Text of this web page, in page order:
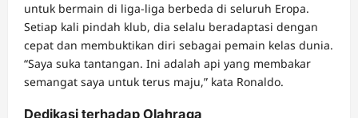
untuk bermain di liga-liga berbeda di seluruh Eropa.
Setiap kali pindah klub, dia selalu beradaptasi dengan
cepat dan membuktikan diri sebagai pemain kelas dunia.
“Saya suka tantangan. Ini adalah api yang membakar
semangat saya untuk terus maju,” kata Ronaldo.
Dedikasi terhadap Olahraga